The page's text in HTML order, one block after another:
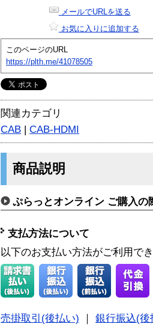
メールでURLを送る
お気に入りに追加する
このページのURL
https://plth.me/41078505
関連カテゴリ
CAB | CAB-HDMI
商品説明
ぷらっとオンライン ご購入の
支払方法について
以下のお支払い方法がご利用で
売掛取引(後払い)
銀行振込(後